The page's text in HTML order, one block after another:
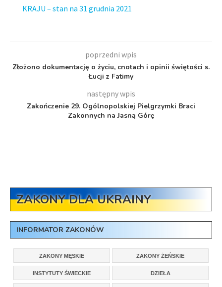
KRAJU – stan na 31 grudnia 2021
poprzedni wpis
Złożono dokumentację o życiu, cnotach i opinii świętości s.
Łucji z Fatimy
następny wpis
Zakończenie 29. Ogólnopolskiej Pielgrzymki Braci
Zakonnych na Jasną Górę
ZAKONY DLA UKRAINY
INFORMATOR ZAKONÓW
ZAKONY MĘSKIE ZAKONY ŻEŃSKIE
INSTYTUTY ŚWIECKIE DZIEŁA